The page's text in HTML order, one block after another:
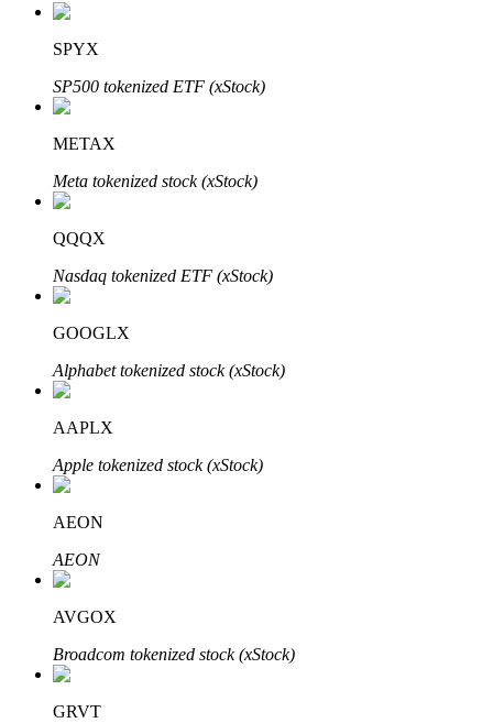
Investissement automobile
Découvrez comment gagner un revenu passif
Bitrue
Partenaires Bitrue
SPYX
SP500 tokenized ETF (xStock)
METAX
Meta tokenized stock (xStock)
QQQX
Nasdaq tokenized ETF (xStock)
GOOGLX
Alphabet tokenized stock (xStock)
AAPLX
Apple tokenized stock (xStock)
AEON
AEON
AVGOX
Broadcom tokenized stock (xStock)
GRVT